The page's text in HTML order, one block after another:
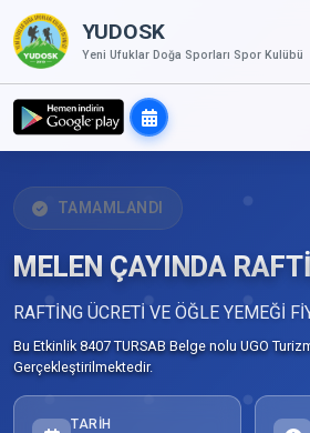
YUDOSK
Yeni Ufuklar Doğa Sporları Spor Kulübü
TAMAMLANDI
MELEN ÇAYINDA
RAFTİNG ÜCRETİ VE ÖĞLE YEMEĞİ
Bu Etkinlik 8407 TURSAB Belge nolu UGO
Gerçekleştirilmektedir.
TARIH